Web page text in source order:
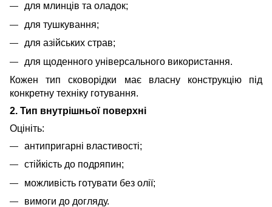
для млинців та оладок;
для тушкування;
для азійських страв;
для щоденного універсального використання.
Кожен тип сковорідки має власну конструкцію під
конкретну техніку готування.
2. Тип внутрішньої поверхні
Оцініть:
антипригарні властивості;
стійкість до подряпин;
можливість готувати без олії;
вимоги до догляду.